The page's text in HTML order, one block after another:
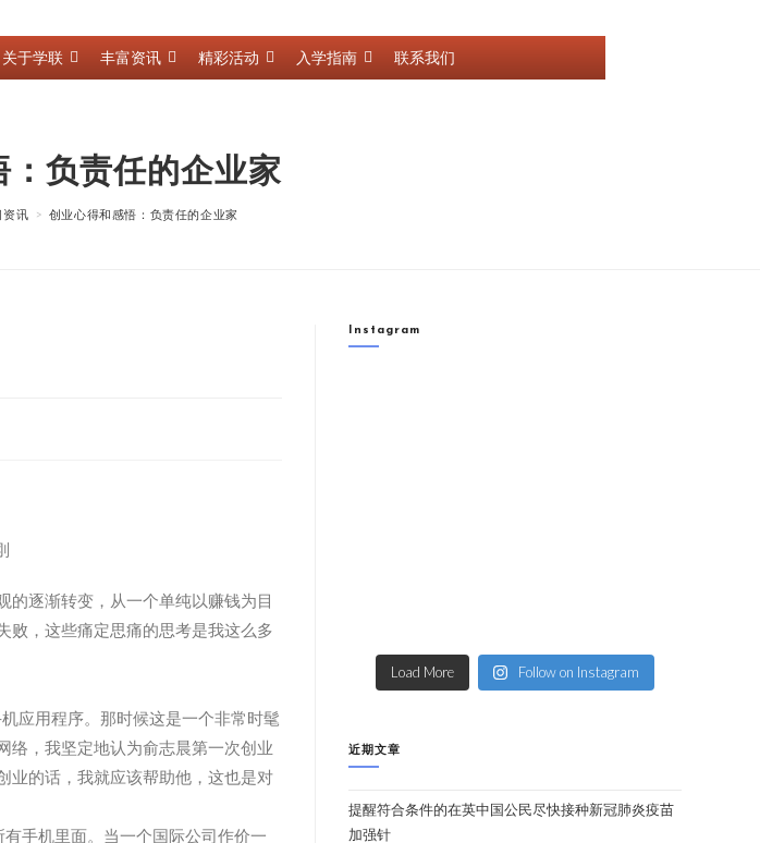
关于学联 丰富资讯 精彩活动 入学指南 联系我们
：负责任的企业家
资讯 > 创业心得和感悟：负责任的企业家
的逐渐转变，从一个单纯以赚钱为目
败，这些痛定思痛的思考是我这么多
应用程序。那时候这是一个非常时髦
络，我坚定地认为俞志晨第一次创业
业的话，我就应该帮助他，这也是对
手机里面。当一个国际公司作价一
Instagram
Load More Follow on Instagram
近期文章
提醒符合条件的在英中国公民尽快接种新冠肺炎疫苗
加强针